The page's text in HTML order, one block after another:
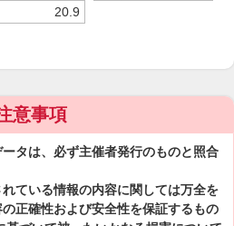
20.9
意事項
タは、必ず主催者発行のものと照合
ている情報の内容に関しては万全を
正確性および安全性を保証するもの